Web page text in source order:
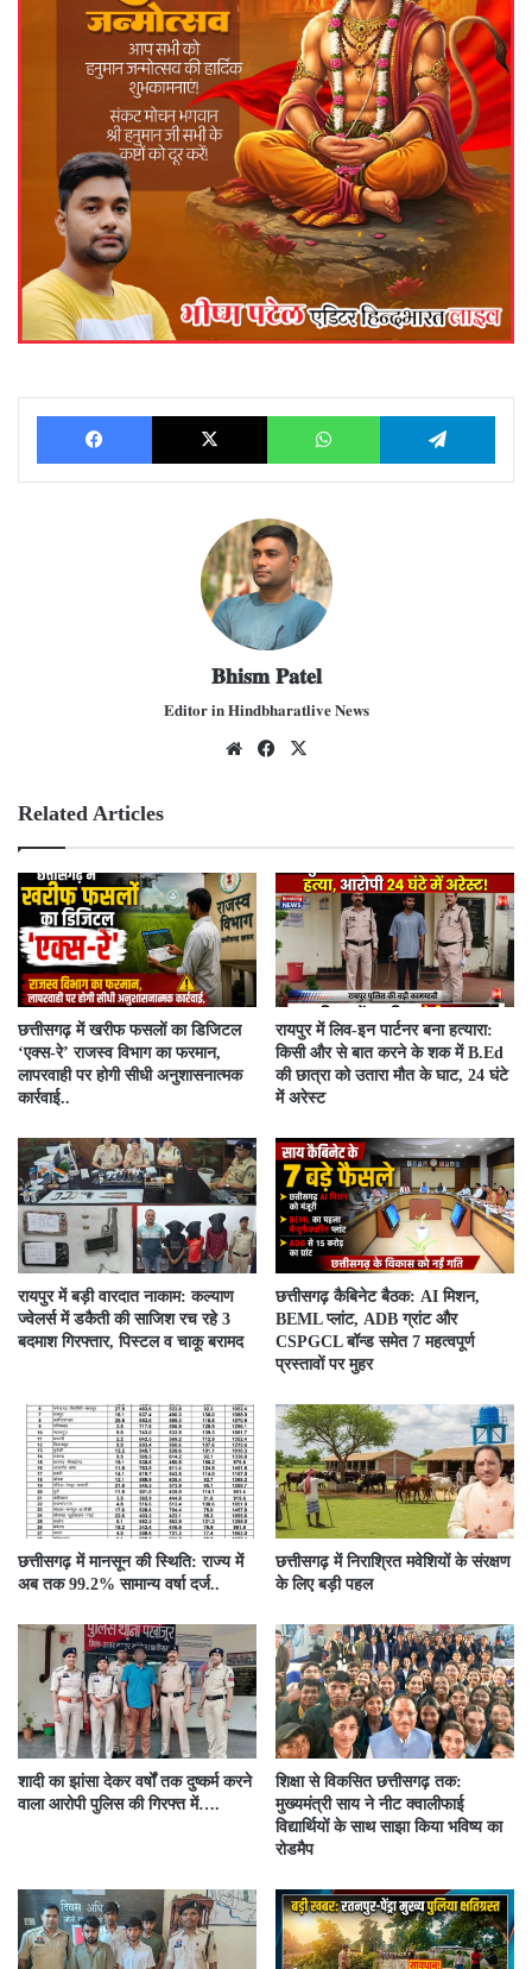
Facebook X WhatsApp
𝐁𝐡𝐢𝐬𝐦 𝐏𝐚𝐭𝐞𝐥
𝐄𝐝𝐢𝐭𝐨𝐫 𝐢𝐧 𝐇𝐢𝐧𝐝𝐛𝐡𝐚𝐫𝐚𝐭𝐥𝐢𝐯𝐞 𝐍𝐞𝐰𝐬
We
Fac
Related Articles
​छत्तीसगढ़ में खरीफ फसलों का डिजिटल
‘एक्स-रे’ राजस्व विभाग का फरमान,
लापरवाही पर होगी सीधी अनुशासनात्मक
कार्रवाई..
रायपुर में लिव-इन पार्टनर बना हत्यारा:
किसी और से बात करने के शक में B.Ed
की छात्रा को उतारा मौत के घाट, 24 घंटे
में अरेस्ट
रायपुर में बड़ी वारदात नाकाम: कल्याण
ज्वेलर्स में डकैती की साजिश रच रहे 3
बदमाश गिरफ्तार, पिस्टल व चाकू बरामद
छत्तीसगढ़ कैबिनेट बैठक: AI मिशन,
BEML प्लांट, ADB ग्रांट और
CSPGCL बॉन्ड समेत 7 महत्वपूर्ण
प्रस्तावों पर मुहर
छत्तीसगढ़ में मानसून की स्थिति: राज्य में
अब तक 99.2% सामान्य वर्षा दर्ज..
छत्तीसगढ़ में निराश्रित मवेशियों के संरक्षण
के लिए बड़ी पहल
शादी का झांसा देकर वर्षों तक दुष्कर्म करने
वाला आरोपी पुलिस की गिरफ्त में….
शिक्षा से विकसित छत्तीसगढ़ तक:
मुख्यमंत्री साय ने नीट क्वालीफाई
विद्यार्थियों के साथ साझा किया भविष्य का
रोडमैप